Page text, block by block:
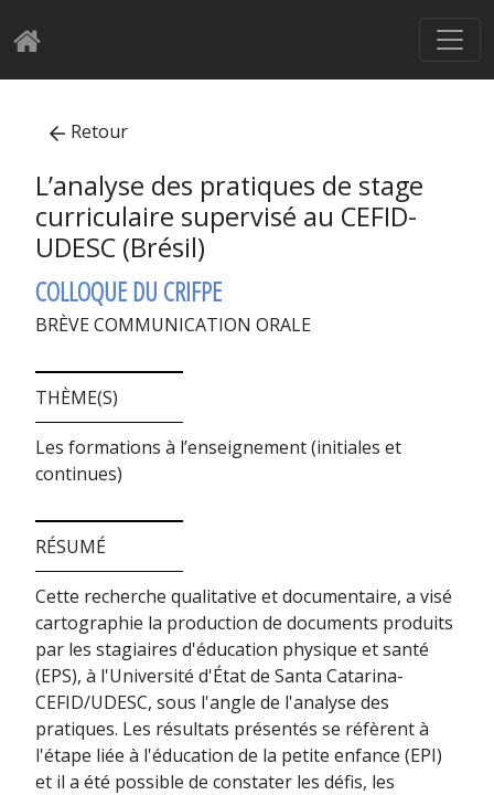
Retour
L’analyse des pratiques de stage
curriculaire supervisé au CEFID-
UDESC (Brésil)
COLLOQUE DU CRIFPE
BRÈVE COMMUNICATION ORALE
THÈME(S)
Les formations à l’enseignement (initiales et
continues)
RÉSUMÉ
Cette recherche qualitative et documentaire, a visé
cartographie la production de documents produits
par les stagiaires d'éducation physique et santé
(EPS), à l'Université d'État de Santa Catarina-
CEFID/UDESC, sous l'angle de l'analyse des
pratiques. Les résultats présentés se réfèrent à
l'étape liée à l'éducation de la petite enfance (EPI)
et il a été possible de constater les défis, les